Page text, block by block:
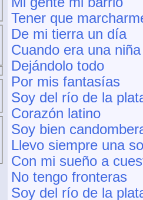
Tener que
De mi tierra un día
Cuando era una niña
Dejándolo todo
Por mis fantasías
Soy del río de la
Corazón latino
Soy bien
Llevo siempre una
Con mi sueño a
No tengo fronteras
Soy del río de la